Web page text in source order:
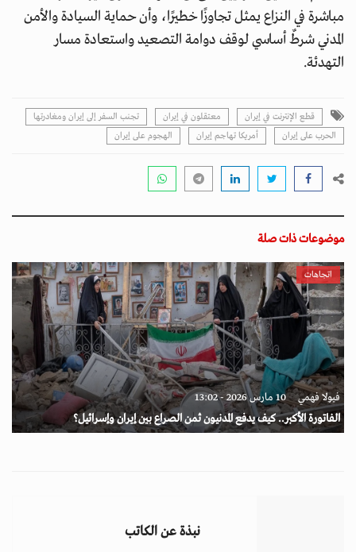
مباشرة في النزاع يمثل تجاوزًا خطيرًا، وأن حماية السيادة والأمن
المدني شرطٌ أساسي لوقف دوامة التصعيد واستعادة مسار
التهدئة.
قطع الإنترنت في إيران معتقلون في إيران
تجنب السفر إلى إيران ومغادرتها
الحرب على إيران
أمريكا تهاجم إيران الهجوم على إيران
موضوعات ذات صلة
اتجاهات
فيولا فهمي 10 مارس 2026 - 13:02
الفاتورة الأكبر.. كيف يدفع المدنيون ثمن الصراع بين إيران وإسرائيل؟
نبذة عن الكاتب